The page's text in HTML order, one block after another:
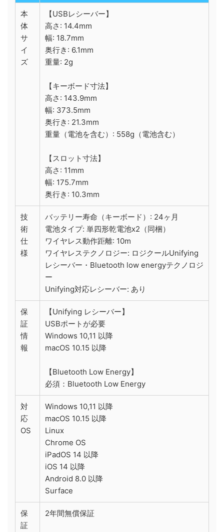
本
体
サ
イ
ズ
【USBレシーバー】
高さ: 14.4mm
幅: 18.7mm
奥行き: 6.1mm
重量: 2g
【キーボード寸法】
高さ: 143.9mm
幅: 373.5mm
奥行き: 21.3mm
重量（電池を含む）: 558g（電池含む）
【スロット寸法】
高さ: 11mm
幅: 175.7mm
奥行き: 10.3mm
技
術
仕
様
バッテリー寿命（キーボード）: 24ヶ月
電池タイプ: 単四形乾電池x2（同梱）
ワイヤレス動作距離: 10m
ワイヤレステクノロジー: ロジクールUnifying
レシーバー・Bluetooth low energyテクノロジ
ー
Unifying対応レシーバー: あり
保
証
情
報
【Unifying レシーバー】
USBポートが必要
Windows 10,11 以降
macOS 10.15 以降
【Bluetooth Low Energy】
必須：Bluetooth Low Energy
対
応
OS
Windows 10,11 以降
macOS 10.15 以降
Linux
Chrome OS
iPadOS 14 以降
iOS 14 以降
Android 8.0 以降
Surface
保
証
2年間無償保証